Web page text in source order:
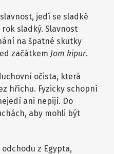
jedí se sladké
sladký. Slavnost
na špatné skutky
začátkemJom kipur.
očista, která
hříchu. Fyzicky schopní
ani nepijí. Do
aby mohli být
z Egypta,